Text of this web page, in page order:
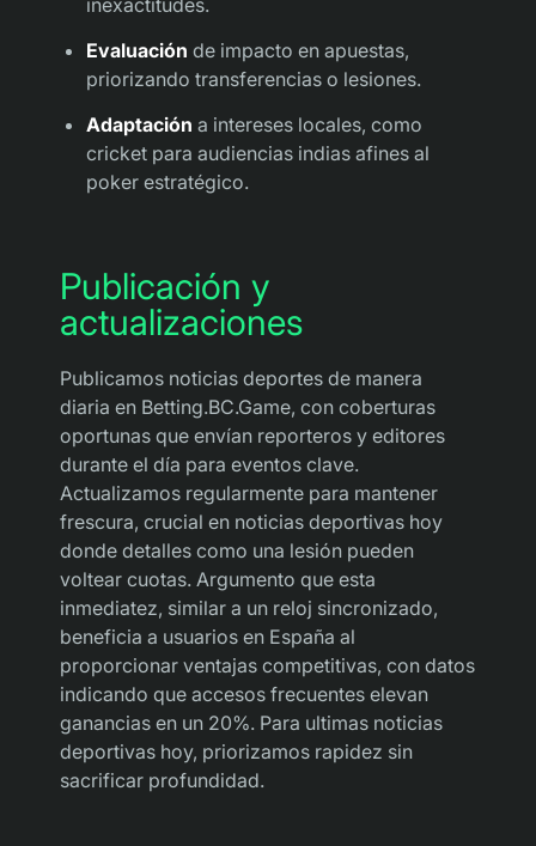
inexactitudes.
Evaluación de impacto en apuestas,
priorizando transferencias o lesiones.
Adaptación a intereses locales, como
cricket para audiencias indias afines al
poker estratégico.
Publicación y
actualizaciones
Publicamos noticias deportes de manera
diaria en Betting.BC.Game, con coberturas
oportunas que envían reporteros y editores
durante el día para eventos clave.
Actualizamos regularmente para mantener
frescura, crucial en noticias deportivas hoy
donde detalles como una lesión pueden
voltear cuotas. Argumento que esta
inmediatez, similar a un reloj sincronizado,
beneficia a usuarios en España al
proporcionar ventajas competitivas, con datos
indicando que accesos frecuentes elevan
ganancias en un 20%. Para ultimas noticias
deportivas hoy, priorizamos rapidez sin
sacrificar profundidad.